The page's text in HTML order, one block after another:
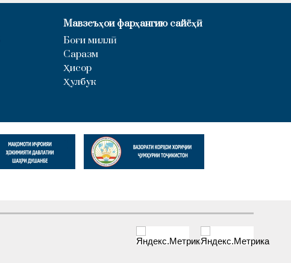
Мавзеъҳои фарҳангию сайёҳӣ
Боғи миллӣ
Саразм
Ҳисор
Ҳулбук